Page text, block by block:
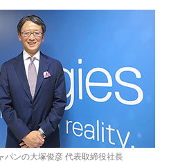
パンの大塚俊彦 代表取締役社長